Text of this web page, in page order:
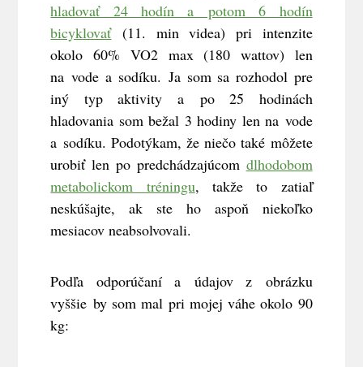
hladovať 24 hodín a potom 6 hodín
bicyklovať(11. min videa) pri intenzite
okolo 60% VO2 max (180 wattov) len
na vode a sodíku. Ja som sa rozhodol pre
iný typ aktivity a po 25 hodinách
hladovania som bežal 3 hodiny len na vode
a sodíku. Podotýkam, že niečo také môžete
urobiť len po predchádzajúcom dlhodobom
metabolickom tréningu, takže to zatiaľ
neskúšajte, ak ste ho aspoň niekoľko
mesiacov neabsolvovali.
Podľa odporúčaní a údajov z obrázku
vyššie by som mal pri mojej váhe okolo 90
kg: